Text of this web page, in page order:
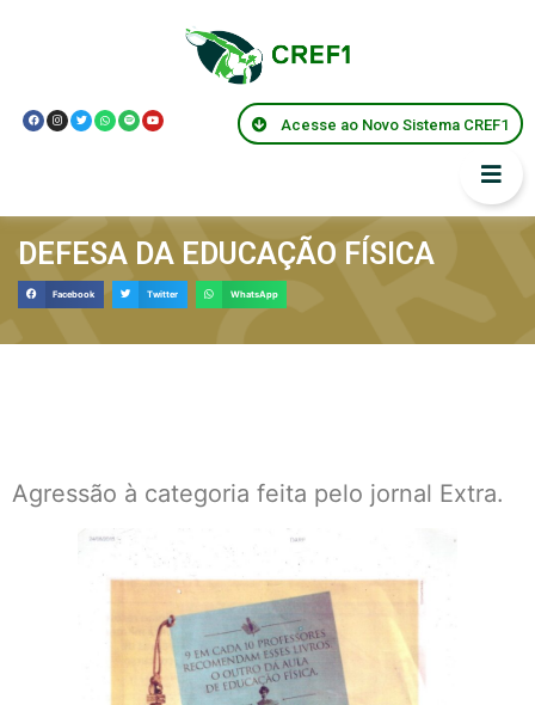
Acesse ao Novo Sistema CREF1
DEFESA DA EDUCAÇÃO FÍSICA
Facebook Twitter WhatsApp
Agressão à categoria feita pelo jornal Extra.